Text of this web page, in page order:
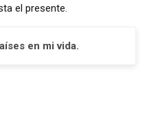
el presente.
en mi vida.